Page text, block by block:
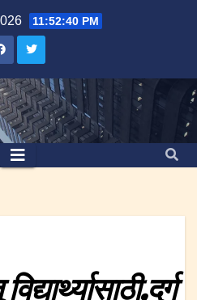
11:52:41 PM